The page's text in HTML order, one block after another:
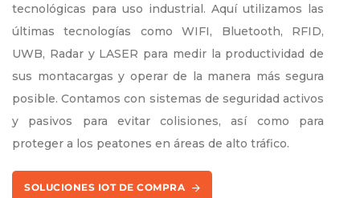
tecnológicas para uso industrial. Aquí utilizamos las
últimas tecnologías como WIFI, Bluetooth, RFID,
UWB, Radar y LASER para medir la productividad de
sus montacargas y operar de la manera más segura
posible. Contamos con sistemas de seguridad activos
y pasivos para evitar colisiones, así como para
proteger a los peatones en áreas de alto tráfico.
SOLUCIONES IOT DE COMPRA